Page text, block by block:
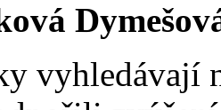
vyhledávají